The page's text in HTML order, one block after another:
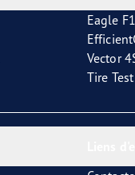
Eagle
Vector
Tire